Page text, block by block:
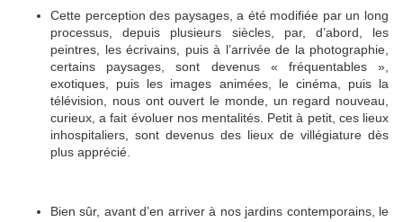
Cette perception des paysages, a été modifiée par un long
processus, depuis plusieurs siècles, par, d’abord, les
peintres, les écrivains, puis à l’arrivée de la photographie,
certains paysages, sont devenus « fréquentables »,
exotiques, puis les images animées, le cinéma, puis la
télévision, nous ont ouvert le monde, un regard nouveau,
curieux, a fait évoluer nos mentalités. Petit à petit, ces lieux
inhospitaliers, sont devenus des lieux de villégiature dès
plus apprécié.
Bien sûr, avant d’en arriver à nos jardins contemporains, le